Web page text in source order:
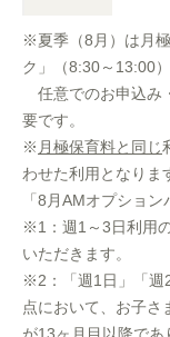
※夏季（8月）は月
ク」（8:30～13:00
任意でのお申込み
要です。
※ 月極保育料と同じ
わせた利用となりま
「8月AMオプショ
※1：週1～3日利用
いただきます。
※2：「週1日」「週
点において、お子さ